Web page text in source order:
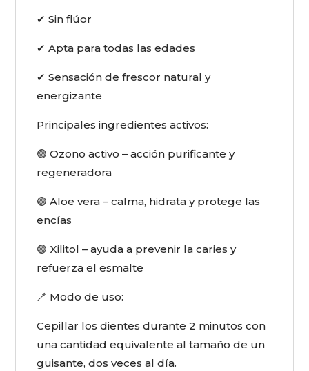
✔ Sin flúor
✔ Apta para todas las edades
✔ Sensación de frescor natural y
energizante
Principales ingredientes activos:
🟢 Ozono activo – acción purificante y
regeneradora
🟢 Aloe vera – calma, hidrata y protege las
encías
🟢 Xilitol – ayuda a prevenir la caries y
refuerza el esmalte
🪥 Modo de uso:
Cepillar los dientes durante 2 minutos con
una cantidad equivalente al tamaño de un
guisante, dos veces al día.